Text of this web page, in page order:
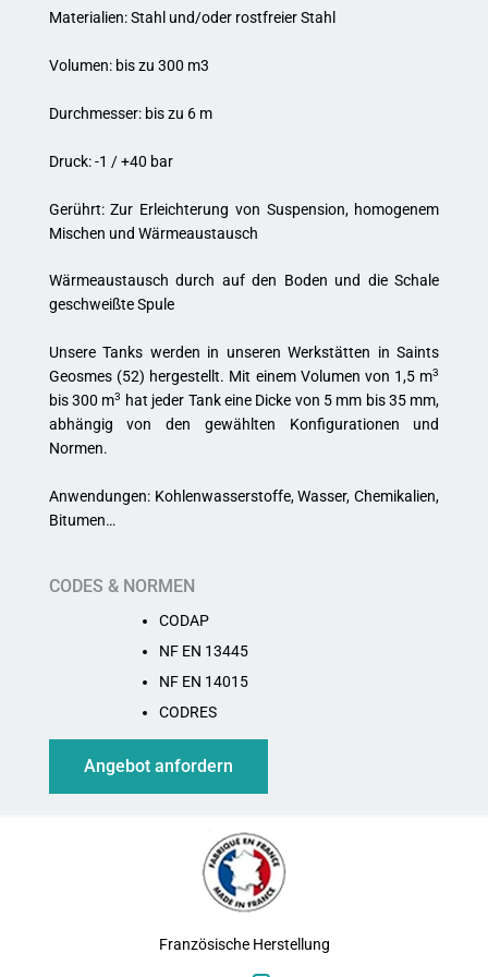
Materialien: Stahl und/oder rostfreier Stahl
Volumen: bis zu 300 m3
Durchmesser: bis zu 6 m
Druck: -1 / +40 bar
Gerührt: Zur Erleichterung von Suspension, homogenem
Mischen und Wärmeaustausch
Wärmeaustausch durch auf den Boden und die Schale
geschweißte Spule
Unsere Tanks werden in unseren Werkstätten in Saints
Geosmes (52) hergestellt. Mit einem Volumen von 1,5 m3
bis 300 m3 hat jeder Tank eine Dicke von 5 mm bis 35 mm,
abhängig von den gewählten Konfigurationen und
Normen.
Anwendungen: Kohlenwasserstoffe, Wasser, Chemikalien,
Bitumen…
CODES & NORMEN
CODAP
NF EN 13445
NF EN 14015
CODRES
Angebot anfordern
Französische Herstellung